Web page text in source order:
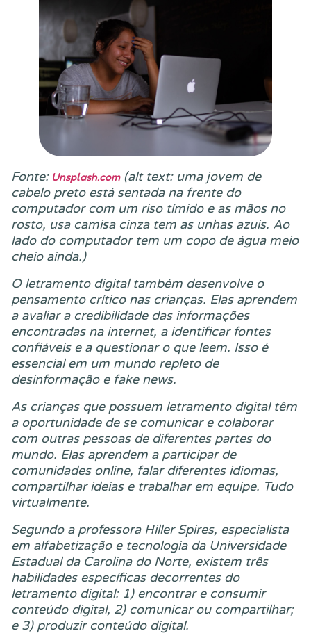
Fonte: Unsplash.com(alt text: uma jovem de
cabelo preto está sentada na frente do
computador com um riso tímido e as mãos no
rosto, usa camisa cinza tem as unhas azuis. Ao
lado do computador tem um copo de água meio
cheio ainda.)
O letramento digital também desenvolve o
pensamento crítico nas crianças. Elas aprendem
a avaliar a credibilidade das informações
encontradas na internet, a identificar fontes
confiáveis e a questionar o que leem. Isso é
essencial em um mundo repleto de
desinformação e fake news.
As crianças que possuem letramento digital têm
a oportunidade de se comunicar e colaborar
com outras pessoas de diferentes partes do
mundo. Elas aprendem a participar de
comunidades online, falar diferentes idiomas,
compartilhar ideias e trabalhar em equipe. Tudo
virtualmente.
Segundo a professora Hiller Spires, especialista
em alfabetização e tecnologia da Universidade
Estadual da Carolina do Norte, existem três
habilidades específicas decorrentes do
letramento digital: 1) encontrar e consumir
conteúdo digital, 2) comunicar ou compartilhar;
e 3) produzir conteúdo digital.